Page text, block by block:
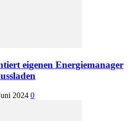
eigenen Energiemanager
2024 0